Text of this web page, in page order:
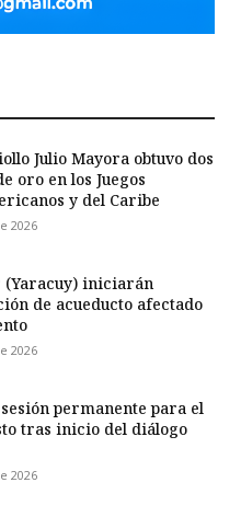
Julio Mayora obtuvo dos
oro en los Juegos
y del Caribe
2026
(Yaracuy) iniciarán
de acueducto afectado
2026
permanente para el
tras inicio del diálogo
2026